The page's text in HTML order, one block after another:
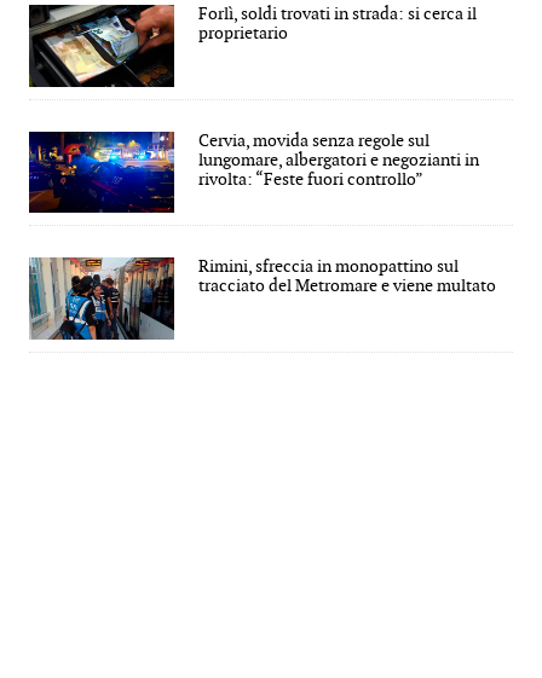
Forlì, soldi trovati in strada: si cerca il
proprietario
Cervia, movida senza regole sul
lungomare, albergatori e negozianti in
rivolta: “Feste fuori controllo”
Rimini, sfreccia in monopattino sul
tracciato del Metromare e viene multato